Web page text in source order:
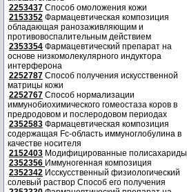
2253437 Способ омоложения кожи
2153352 Фармацевтическая композиция
обладающая ранозаживляющим и
противовоспалительным действием
2353354 Фармацевтический препарат на
основе низкомолекулярного индуктора
интерферона
2252787 Способ получения искусственной
матрицы кожи
2252767 Способ нормализации
иммунобиохимического гомеостаза коров в
предродовом и послеродовом периодах
2352583 Фармацевтическая композиция
содержащая Fc-область иммуноглобулина в
качестве носителя
2152403 Модифицированные полисахариды
2352356 Иммуногенная композиция
2352342 Исскусственный физиологический
солевый раствор Способ его получения